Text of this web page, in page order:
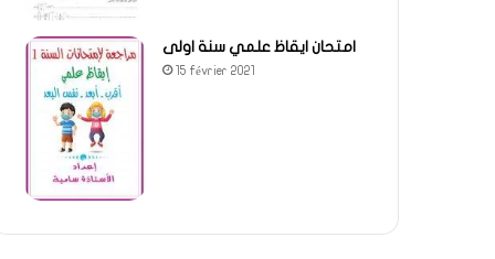
امتحان ايقاظ علمي سنة اولى
15 février 2021